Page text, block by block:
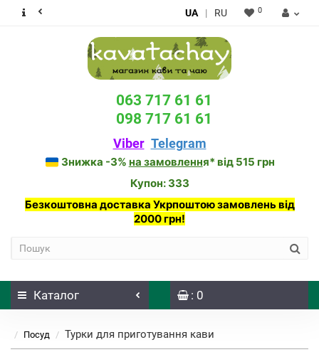
UA | RU 0
063 717 61 61
098 717 61 61
Viber Telegram
Знижка -3% на замовлення* від 515 грн
Купон: 333
Безкоштовна доставка Укрпоштою замовлень від
2000 грн!
Каталог : 0
Посуд Турки для приготування кави